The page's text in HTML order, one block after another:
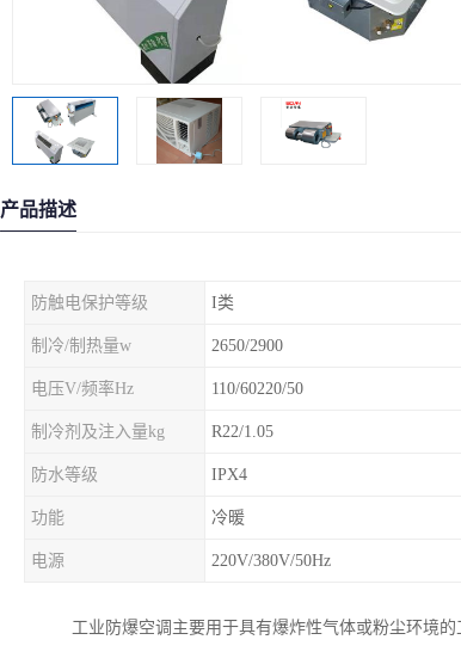
产品描述
防触电保护等级 I类
制冷/制热量w 2650/2900
电压V/频率Hz 110/60220/50
制冷剂及注入量kg R22/1.05
防水等级 IPX4
功能 冷暖
电源 220V/380V/50Hz
工业防爆空调主要用于具有爆炸性气体或粉尘环境